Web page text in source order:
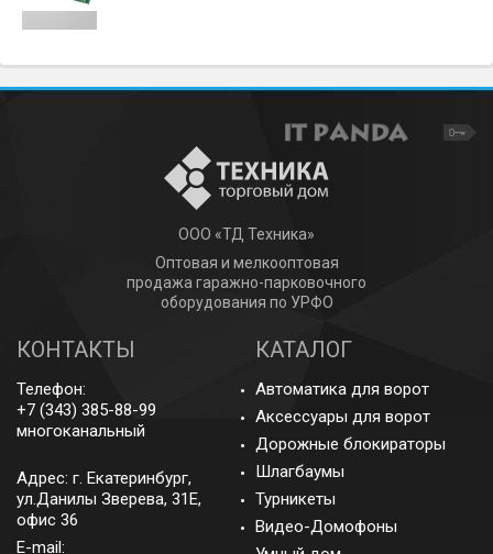
ООО «ТД Техника»
Оптовая и мелкооптовая
продажа гаражно-парковочного
оборудования по УРФО
КОНТАКТЫ
Телефон:
+7 (343) 385-88-99
многоканальный
Адрес: г. Екатеринбург,
ул.Данилы Зверева, 31Е,
офис 36
E-mail:
КАТАЛОГ
Автоматика для ворот
Аксессуары для ворот
Дорожные блокираторы
Шлагбаумы
Турникеты
Видео-Домофоны